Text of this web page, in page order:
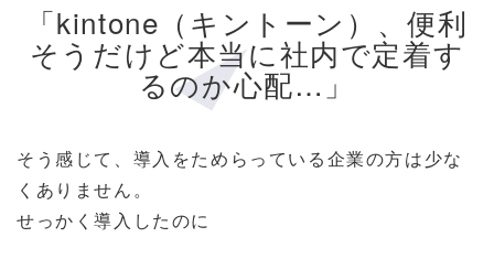
「kintone（キントーン）、便利
そうだけど本当に社内で定着す
るのか心配…」
そう感じて、導入をためらっている企業の方は少な
くありません。
せっかく導入したのに